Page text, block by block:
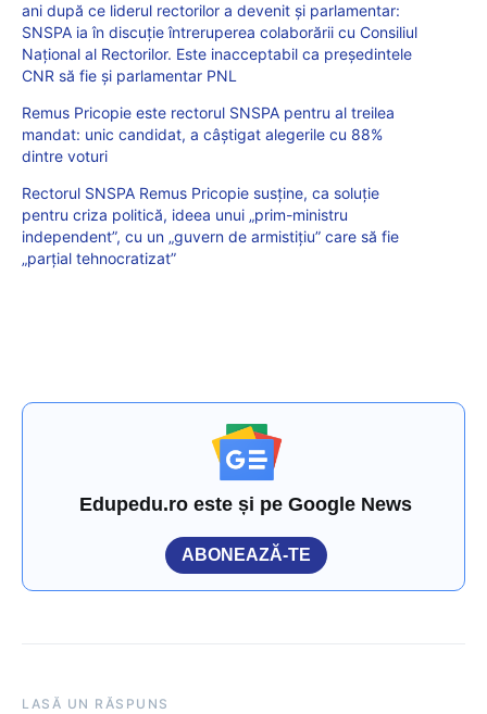
ani după ce liderul rectorilor a devenit și parlamentar:
SNSPA ia în discuție întreruperea colaborării cu Consiliul
Național al Rectorilor. Este inacceptabil ca președintele
CNR să fie și parlamentar PNL
Remus Pricopie este rectorul SNSPA pentru al treilea
mandat: unic candidat, a câștigat alegerile cu 88%
dintre voturi
Rectorul SNSPA Remus Pricopie susține, ca soluție
pentru criza politică, ideea unui „prim-ministru
independent”, cu un „guvern de armistițiu” care să fie
„parțial tehnocratizat”
Edupedu.ro este și pe Google News
ABONEAZĂ-TE
LASĂ UN RĂSPUNS